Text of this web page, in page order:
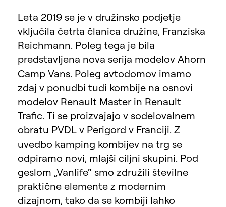
Leta 2019 se je v družinsko podjetje
vključila četrta članica družine, Franziska
Reichmann. Poleg tega je bila
predstavljena nova serija modelov Ahorn
Camp Vans. Poleg avtodomov imamo
zdaj v ponudbi tudi kombije na osnovi
modelov Renault Master in Renault
Trafic. Ti se proizvajajo v sodelovalnem
obratu PVDL v Perigord v Franciji. Z
uvedbo kamping kombijev na trg se
odpiramo novi, mlajši ciljni skupini. Pod
geslom „Vanlife“ smo združili številne
praktične elemente z modernim
dizajnom, tako da se kombiji lahko